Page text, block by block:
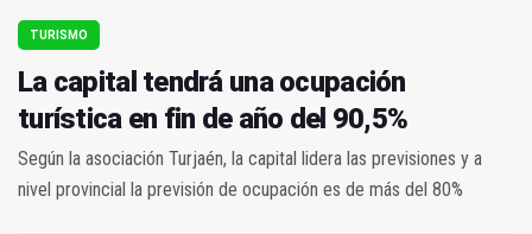
TURISMO
La capital tendrá una ocupación
turística en fin de año del 90,5%
Según la asociación Turjaén, la capital lidera las previsiones y a
nivel provincial la previsión de ocupación es de más del 80%